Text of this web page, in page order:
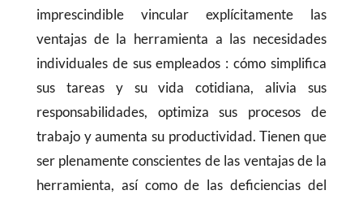
imprescindible vincular explícitamente las
ventajas de la herramienta a las necesidades
individuales de sus empleados : cómo simplifica
sus tareas y su vida cotidiana, alivia sus
responsabilidades, optimiza sus procesos de
trabajo y aumenta su productividad. Tienen que
ser plenamente conscientes de las ventajas de la
herramienta, así como de las deficiencias del